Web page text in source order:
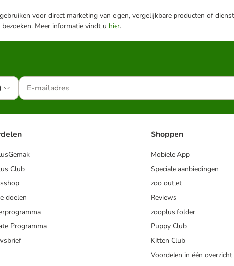
voor direct marketing van eigen, vergelijkbare producten of
Meer informatie vindt u hier.
Club
doelen
Programma
Shoppen
Mobiele App
Speciale aanbiedingen
zoo outlet
Reviews
zooplus folder
Puppy Club
Kitten Club
Voordelen in één overzicht